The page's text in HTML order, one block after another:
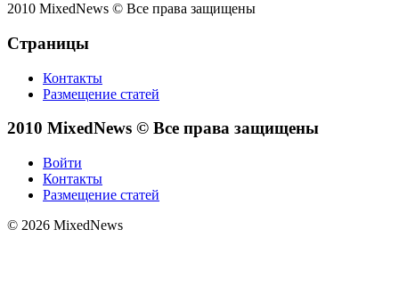
2010 MixedNews © Все права защищены
Страницы
Контакты
Размещение статей
2010 MixedNews © Все права защищены
Войти
Контакты
Размещение статей
© 2026 MixedNews